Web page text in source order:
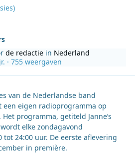
de redactie in Nederland
· 755 weergaven
van de Nederlandse band
een eigen radioprogramma op
programma, getiteld Janne’s
elke zondagavond
tot 24:00 uur. De eerste aflevering
in première.